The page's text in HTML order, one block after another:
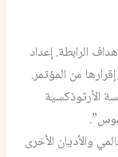
الرابطة. إعداد
من المؤتمر.
الأرثوذكسية
والأديان الأخرى